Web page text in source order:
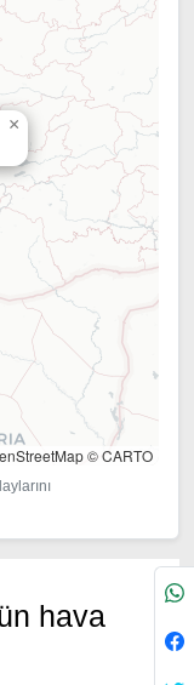
×
© CARTO
hava